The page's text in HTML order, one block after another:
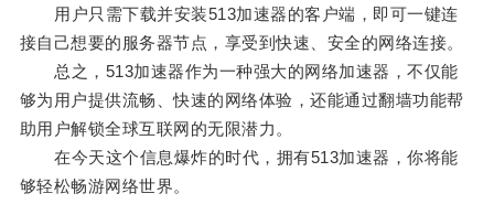
用户只需下载并安装513加速器的客户端，即可一键连
接自己想要的服务器节点，享受到快速、安全的网络连接。
总之，513加速器作为一种强大的网络加速器，不仅能
够为用户提供流畅、快速的网络体验，还能通过翻墙功能帮
助用户解锁全球互联网的无限潜力。
在今天这个信息爆炸的时代，拥有513加速器，你将能
够轻松畅游网络世界。